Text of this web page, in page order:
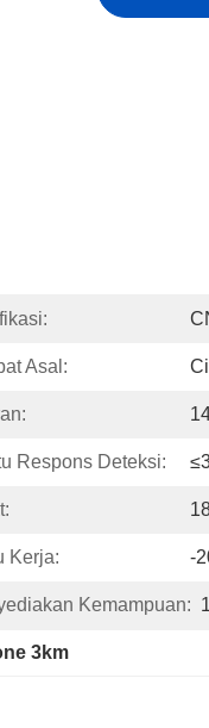
Asal:
Respons Deteksi:
Kerja: -
Kemampuan:
3km